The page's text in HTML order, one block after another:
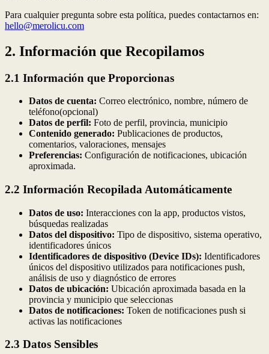
Para cualquier pregunta sobre esta política, puedes contactarnos en:
hello@merolicu.com
2. Información que Recopilamos
2.1 Información que Proporcionas
Datos de cuenta: Correo electrónico, nombre, número de
teléfono(opcional)
Datos de perfil: Foto de perfil, provincia, municipio
Contenido generado: Publicaciones de productos,
comentarios, valoraciones, mensajes
Preferencias: Configuración de notificaciones, ubicación
aproximada.
2.2 Información Recopilada Automáticamente
Datos de uso: Interacciones con la app, productos vistos,
búsquedas realizadas
Datos del dispositivo: Tipo de dispositivo, sistema operativo,
identificadores únicos
Identificadores de dispositivo (Device IDs): Identificadores
únicos del dispositivo utilizados para notificaciones push,
análisis de uso y diagnóstico de errores
Datos de ubicación: Ubicación aproximada basada en la
provincia y municipio que seleccionas
Datos de notificaciones: Token de notificaciones push si
activas las notificaciones
2.3 Datos Sensibles